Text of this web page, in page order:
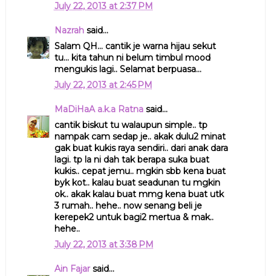
July 22, 2013 at 2:37 PM
Nazrahsaid...
Salam QH... cantik je warna hijau sekut
tu... kita tahun ni belum timbul mood
mengukis lagi.. Selamat berpuasa...
July 22, 2013 at 2:45 PM
MaDiHaA a.k.a Ratnasaid...
cantik biskut tu walaupun simple.. tp
nampak cam sedap je.. akak dulu2 minat
gak buat kukis raya sendiri.. dari anak dara
lagi. tp la ni dah tak berapa suka buat
kukis.. cepat jemu.. mgkin sbb kena buat
byk kot.. kalau buat seadunan tu mgkin
ok.. akak kalau buat mmg kena buat utk
3 rumah.. hehe.. now senang beli je
kerepek2 untuk bagi2 mertua & mak..
hehe..
July 22, 2013 at 3:38 PM
Ain Fajarsaid...